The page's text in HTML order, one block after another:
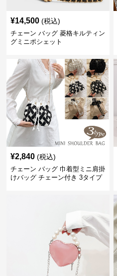
¥14,500 (税込)
チェーン バッグ 菱格キルティン
グミニポシェット
¥2,840 (税込)
チェーン バッグ 巾着型ミニ肩掛
けバッグ チェーン付き 3タイプ